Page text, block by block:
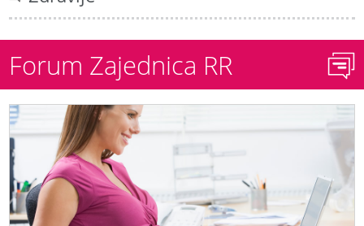
Forum Zajednica RR